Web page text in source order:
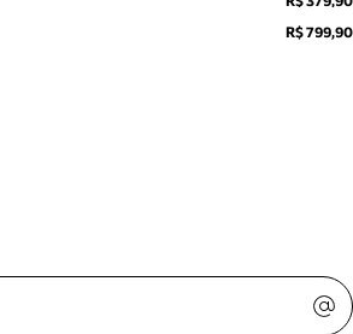
R$ 799,90